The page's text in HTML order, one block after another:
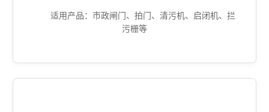
适用产品：市政闸门、拍门、清污机、启闭机、拦
污栅等